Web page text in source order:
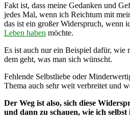
Fakt ist, dass meine Gedanken und
jedes Mal, wenn ich Reichtum mit
das ist ein großer Widerspruch, wenn
Leben haben möchte.
Es ist auch nur ein Beispiel dafür, wie
dem geht, was man sich wünscht.
Fehlende Selbstliebe oder
Thema auch sehr weit verbreitet und
Der Weg ist also, sich diese
und dann zu schauen, wie ich